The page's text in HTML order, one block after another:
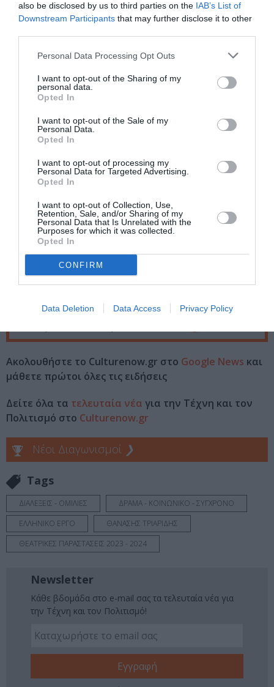
also be disclosed by us to third parties on the IAB’s List of
Downstream Participants that may further disclose it to other
Personal Data Processing Opt Outs
I want to opt-out of the Sharing of my
personal data.
Opted In
I want to opt-out of the Sale of my
Personal Data.
Opted In
I want to opt-out of processing my
Personal Data for Targeted Advertising.
Opted In
I want to opt-out of Collection, Use,
Retention, Sale, and/or Sharing of my
Personal Data that Is Unrelated with the
Purposes for which it was collected.
Opted In
CONFIRM
Data Deletion Data Access Privacy Policy
Ταυτότητα Εκδήλωσης
Ημερομηνία:
Από: 13/05/2024 Εως:
04/06/2024
Δευτέρα και Τρίτη, στις 9:00 μ.μ.
Τοποθεσία:
Θέατρο «Studio Μαυρομιχάλη», Μαυρομιχάλη 134,
Νεάπολη Εξαρχείων, Αθήνα
Studio Μαυρομιχάλη
Eισιτήρια:
Πληροφορίες / Κρατήσεις:
Ακολουθήστε το Culturenow.gr στο Google News και
μάθετε πρώτοι όλες τις ειδήσεις
Δείτε όλα τα τελευταία νέα για την Τέχνη και τον
Πολιτισμό στο Culturenow.gr
Νέοι Διαγωνισμοί ❯
Tags
ΔΙΑΛΕΞΕΙΣ - ΟΜΙΛΙΕΣ
ΔΡΑΜΑ - ΚΟΙΝΩΝΙΚΟ - ΣΥΓΧΡΟΝΟ
ΕΛΛΗΝΙΚΟ ΕΡΓΟ
ΘΑΝΑΣΗΣ ΤΡΙΑΡΙΔΗΣ
ΘΕΑΤΡΙΚΕΣ ΠΑΡΑΣΤΑΣΕΙΣ 2023 - 2024
Newsletter
Κάθε βδομάδα στο e-mail σας τα τελευταία νέα για
την Τέχνη και τον Πολιτισμό!